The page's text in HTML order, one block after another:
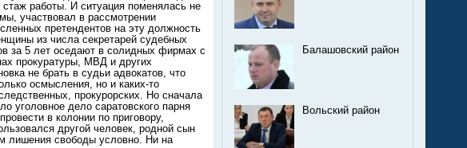
Балашовский район
Вольский район